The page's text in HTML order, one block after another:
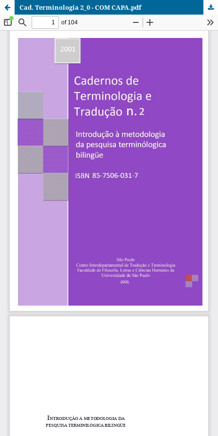
Cad. Terminologia 2_0 - COM CAPA.pdf